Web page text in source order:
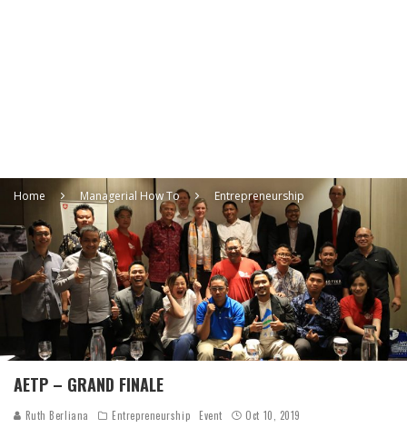
Home Managerial How To Entrepreneurship
AETP – GRAND FINALE
Ruth Berliana Entrepreneurship Event Oct 10, 2019